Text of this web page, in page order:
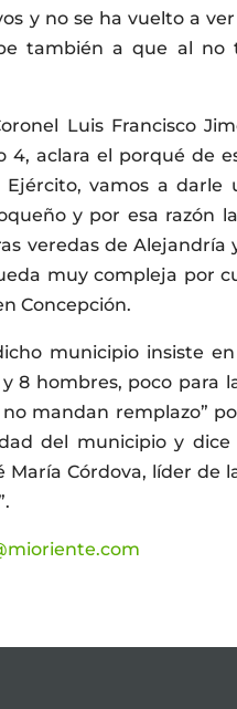
y no se ha vuelto a
también a que al no
Luis Francisco
4, aclara el porqué de
vamos a
y por esa
veredas de Alejandría
muy compleja por
Concepción.
municipio insiste
8 hombres, poco para
mandan remplazo”
del municipio y
María Córdova, líder de